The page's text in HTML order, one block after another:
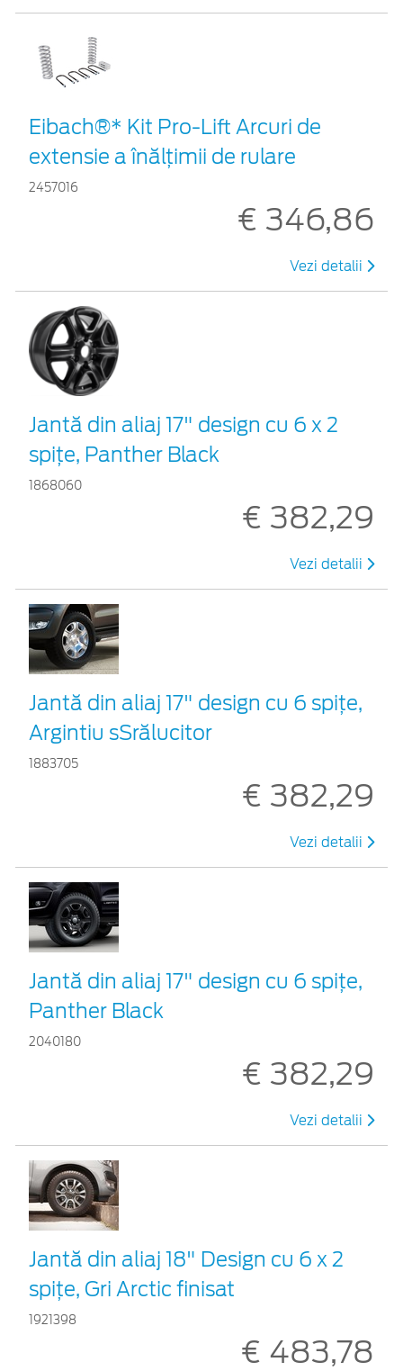
Eibach®* Kit Pro-Lift Arcuri de
extensie a înălțimii de rulare
2457016
€ 346,86
Vezi detalii
Jantă din aliaj 17" design cu 6 x 2
spiţe, Panther Black
1868060
€ 382,29
Vezi detalii
Jantă din aliaj 17" design cu 6 spiţe,
Argintiu sSrălucitor
1883705
€ 382,29
Vezi detalii
Jantă din aliaj 17" design cu 6 spițe,
Panther Black
2040180
€ 382,29
Vezi detalii
Jantă din aliaj 18" Design cu 6 x 2
spiţe, Gri Arctic finisat
1921398
€ 483,78